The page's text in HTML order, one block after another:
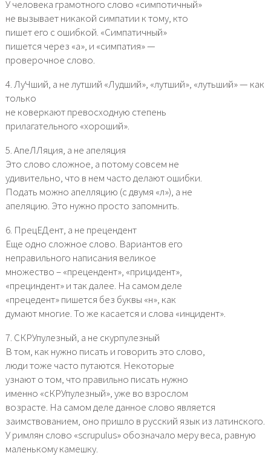
У человека грамотного слово «симпотичный»
не вызывает никакой симпатии к тому, кто
пишет его с ошибкой. «Симпатичный»
пишется через «а», и «симпатия» —
проверочное слово.
4. ЛуЧший, а не лутший «Лудший», «лутший», «лутьший» — как
только
не коверкают превосходную степень
прилагательного «хороший».
5. АпеЛЛяция, а не апеляция
Это слово сложное, а потому совсем не
удивительно, что в нем часто делают ошибки.
Подать можно апелляцию (с двумя «л»), а не
апеляцию. Это нужно просто запомнить.
6. ПрецЕДент, а не прецендент
Еще одно сложное слово. Вариантов его
неправильного написания великое
множество – «прецендент», «прицидент»,
«прециндент» и так далее. На самом деле
«прецедент» пишется без буквы «н», как
думают многие. То же касается и слова «инцидент».
7. СКРУпулезный, а не скурпулезный
В том, как нужно писать и говорить это слово,
люди тоже часто путаются. Некоторые
узнают о том, что правильно писать нужно
именно «сКРУпулезный», уже во взрослом
возрасте. На самом деле данное слово является
заимствованием, оно пришло в русский язык из латинского.
У римлян слово «scrupulus» обозначало меру веса, равную
маленькому камешку.